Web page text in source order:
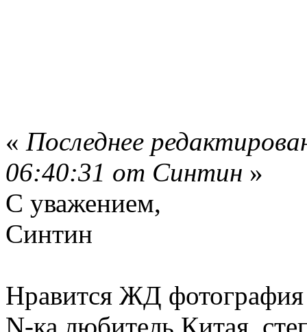
« Последнее
06:40:31 от Синтин »
С уважением,
Синтин
Нравится ЖД фотография